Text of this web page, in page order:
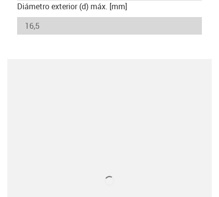
Diámetro exterior (d) máx. [mm]